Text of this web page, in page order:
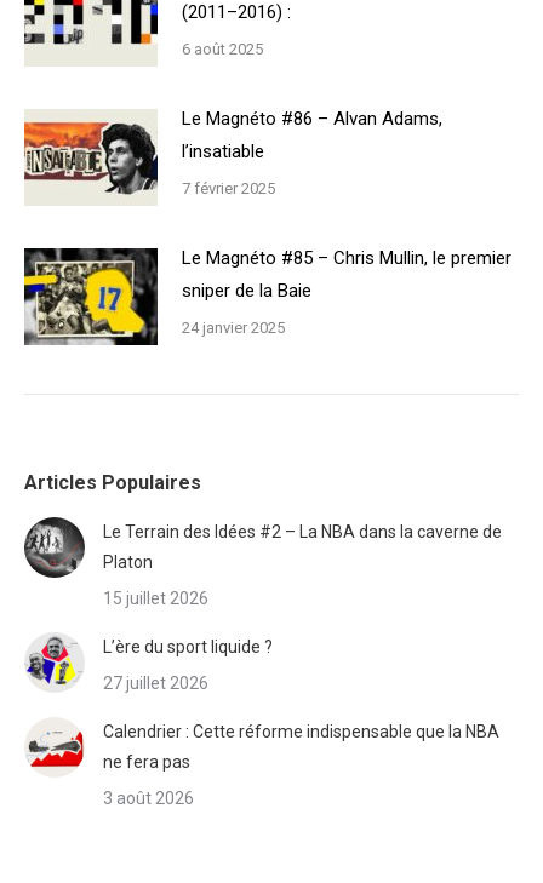
(2011–2016) :
6 août 2025
Le Magnéto #86 – Alvan Adams,
l’insatiable
7 février 2025
Le Magnéto #85 – Chris Mullin, le premier
sniper de la Baie
24 janvier 2025
Articles Populaires
Le Terrain des Idées #2 – La NBA dans la caverne de
Platon
15 juillet 2026
L’ère du sport liquide ?
27 juillet 2026
Calendrier : Cette réforme indispensable que la NBA
ne fera pas
3 août 2026